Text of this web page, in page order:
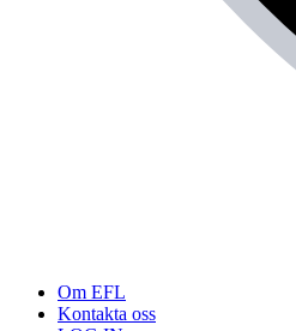
Om EFL
Kontakta oss